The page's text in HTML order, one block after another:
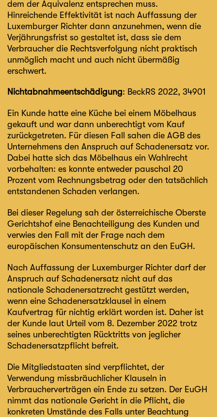
dem der Äquivalenz entsprechen muss.
Hinreichende Effektivität ist nach Auffassung der
Luxemburger Richter dann anzunehmen, wenn die
Verjährungsfrist so gestaltet ist, dass sie dem
Verbraucher die Rechtsverfolgung nicht praktisch
unmöglich macht und auch nicht übermäßig
erschwert.
Nichtabnahmeentschädigung: BeckRS 2022, 34901
Ein Kunde hatte eine Küche bei einem Möbelhaus
gekauft und war dann unberechtigt vom Kauf
zurückgetreten. Für diesen Fall sahen die AGB des
Unternehmens den Anspruch auf Schadenersatz vor.
Dabei hatte sich das Möbelhaus ein Wahlrecht
vorbehalten: es konnte entweder pauschal 20
Prozent vom Rechnungsbetrag oder den tatsächlich
entstandenen Schaden verlangen.
Bei dieser Regelung sah der österreichische Oberste
Gerichtshof eine Benachteiligung des Kunden und
verwies den Fall mit der Frage nach dem
europäischen Konsumentenschutz an den EuGH.
Nach Auffassung der Luxemburger Richter darf der
Anspruch auf Schadenersatz nicht auf das
nationale Schadenersatzrecht gestützt werden,
wenn eine Schadenersatzklausel in einem
Kaufvertrag für nichtig erklärt worden ist. Daher ist
der Kunde laut Urteil vom 8. Dezember 2022 trotz
seines unberechtigten Rücktritts von jeglicher
Schadenersatzpflicht befreit.
Die Mitgliedstaaten sind verpflichtet, der
Verwendung missbräuchlicher Klauseln in
Verbraucherverträgen ein Ende zu setzen. Der EuGH
nimmt das nationale Gericht in die Pflicht, die
konkreten Umstände des Falls unter Beachtung